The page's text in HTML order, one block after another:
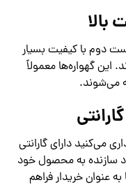
دوم با کیفیت بسیار
این گهواره‌ها معمولاً
می‌شوند.
می‌کنید دارای گارانتی
سازنده به محصول خود
عنوان خریدار فراهم